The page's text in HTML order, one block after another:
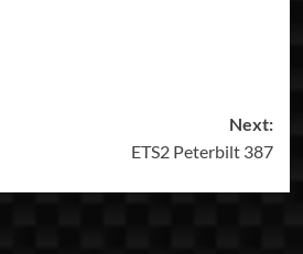
Next:
ETS2 Peterbilt 387